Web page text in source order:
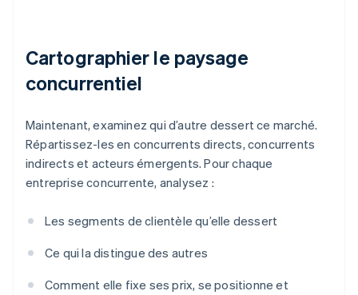
Cartographier le paysage
concurrentiel
Maintenant, examinez qui d’autre dessert ce marché.
Répartissez-les en concurrents directs, concurrents
indirects et acteurs émergents. Pour chaque
entreprise concurrente, analysez :
Les segments de clientèle qu’elle dessert
Ce qui la distingue des autres
Comment elle fixe ses prix, se positionne et